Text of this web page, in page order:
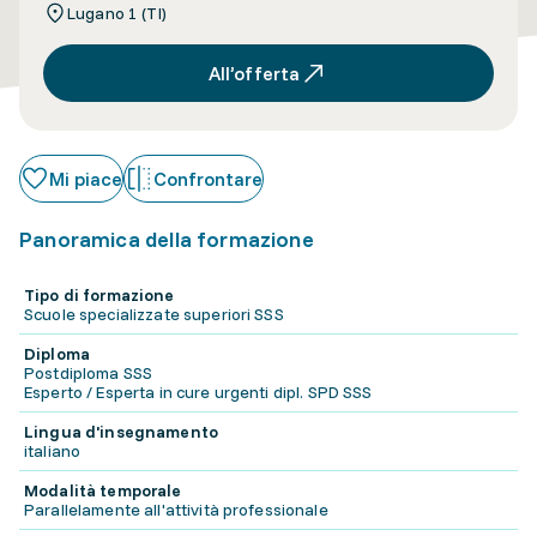
Lugano 1 (TI)
All’offerta
Mi piace Confrontare
Panoramica della formazione
Tipo di formazione
Scuole specializzate superiori SSS
Diploma
Postdiploma SSS
Esperto / Esperta in cure urgenti dipl. SPD SSS
Lingua d'insegnamento
italiano
Modalità temporale
Parallelamente all'attività professionale